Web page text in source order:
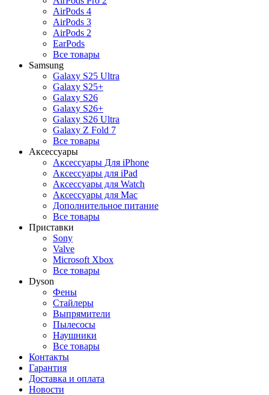
AirPods 4
AirPods 3
AirPods 2
EarPods
Все товары
Samsung
Galaxy S25 Ultra
Galaxy S25+
Galaxy S26
Galaxy S26+
Galaxy S26 Ultra
Galaxy Z Fold 7
Все товары
Аксессуары
Аксессуары Для iPhone
Аксессуары для iPad
Аксессуары для Watch
Аксессуары для Mac
Дополнительное питание
Все товары
Приставки
Sony
Valve
Microsoft Xbox
Все товары
Dyson
Фены
Стайлеры
Выпрямители
Пылесосы
Наушники
Все товары
Контакты
Гарантия
Доставка и оплата
Новости